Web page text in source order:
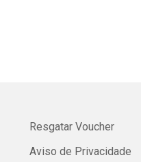
Resgatar Voucher
Aviso de Privacidade